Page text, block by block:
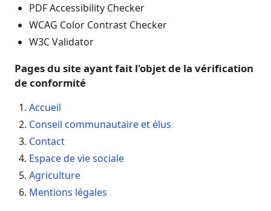
PDF Accessibility Checker
WCAG Color Contrast Checker
W3C Validator
Pages du site ayant fait l'objet de la vérification
de conformité
Accueil
Conseil communautaire et élus
Contact
Espace de vie sociale
Agriculture
Mentions légales